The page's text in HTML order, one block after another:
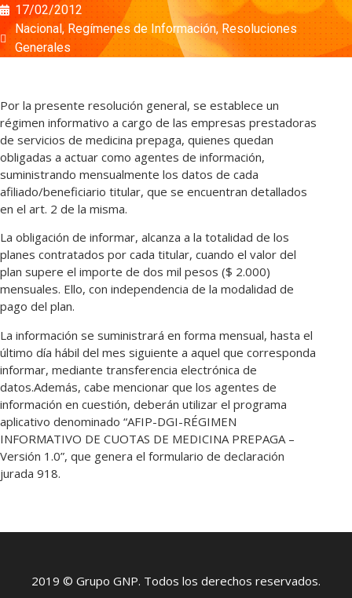
17/02/2012
Nacional, Regímenes de Información, Resoluciones
Generales
Por la presente resolución general, se establece un
régimen informativo a cargo de las empresas prestadoras
de servicios de medicina prepaga, quienes quedan
obligadas a actuar como agentes de información,
suministrando mensualmente los datos de cada
afiliado/beneficiario titular, que se encuentran detallados
en el art. 2 de la misma.
La obligación de informar, alcanza a la totalidad de los
planes contratados por cada titular, cuando el valor del
plan supere el importe de dos mil pesos ($ 2.000)
mensuales. Ello, con independencia de la modalidad de
pago del plan.
La información se suministrará en forma mensual, hasta el
último día hábil del mes siguiente a aquel que corresponda
informar, mediante transferencia electrónica de
datos.Además, cabe mencionar que los agentes de
información en cuestión, deberán utilizar el programa
aplicativo denominado “AFIP-DGI-RÉGIMEN
INFORMATIVO DE CUOTAS DE MEDICINA PREPAGA –
Versión 1.0”, que genera el formulario de declaración
jurada 918.
2019 © Grupo GNP. Todos los derechos reservados.